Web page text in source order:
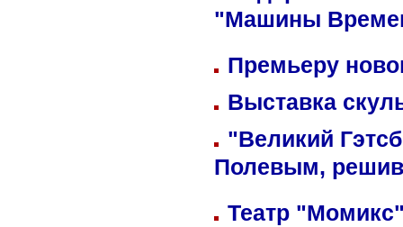
"Машины
Премьеру
Выставка
"Великий
Полевым,
Театр